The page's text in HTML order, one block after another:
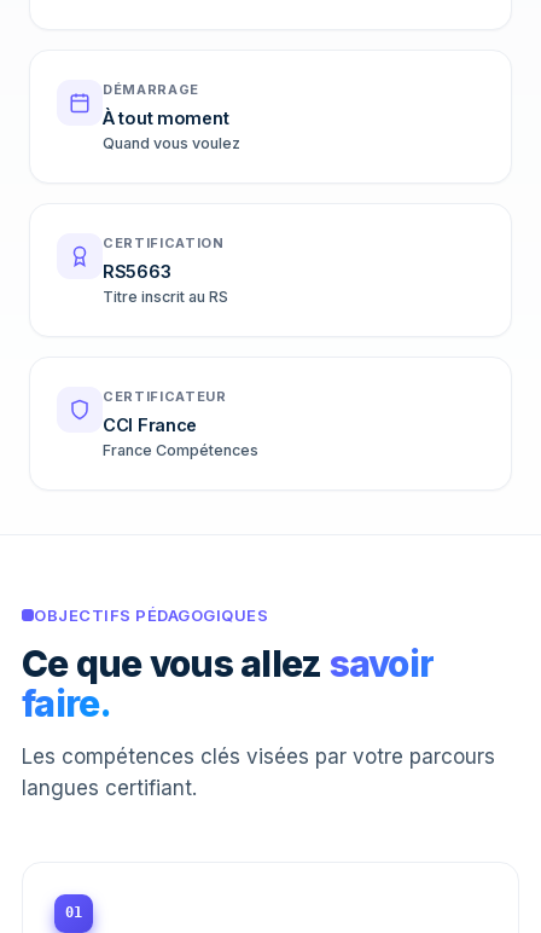
DÉMARRAGE
À tout moment
Quand vous voulez
CERTIFICATION
RS5663
Titre inscrit au RS
CERTIFICATEUR
CCI France
France Compétences
OBJECTIFS PÉDAGOGIQUES
Ce que vous allez savoir
faire.
Les compétences clés visées par votre parcours
langues certifiant.
01